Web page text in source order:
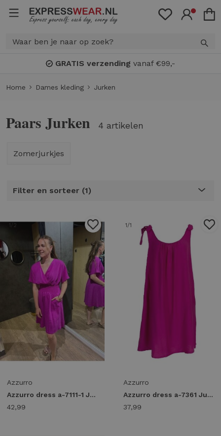
GRATIS verzending vanaf €99,-
Home Dames kleding Jurken
Paars Jurken 4 artikelen
Zomerjurkjes
Filter en sorteer 1
/2
Azzurro
Azzurro dress a-7111-1 Jurken magenta
42,99
1/1
Azzurro
Azzurro dress a-7361 Jurken magenta
37,99